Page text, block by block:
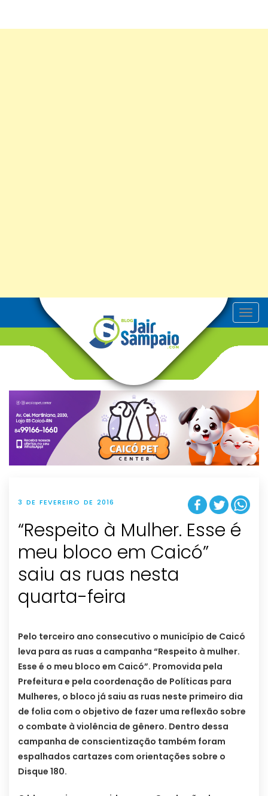
T
o
v
g
t
i
o
n
3 DE FEVEREIRO DE 2016
“Respeito à Mulher. Esse é
meu bloco em Caicó”
saiu as ruas nesta
Pelo terceiro ano consecutivo o município de Caicó
leva para as ruas a campanha “Respeito à mulher.
Esse é o meu bloco em Caicó”. Promovida pela
Prefeitura e pela coordenação de Políticas para
Mulheres, o bloco já saiu as ruas neste primeiro dia
de folia com o objetivo de fazer uma reflexão sobre
o combate à violência de gênero. Dentro dessa
campanha de conscientização também foram
espalhados cartazes com orientações sobre o
Disque 180.